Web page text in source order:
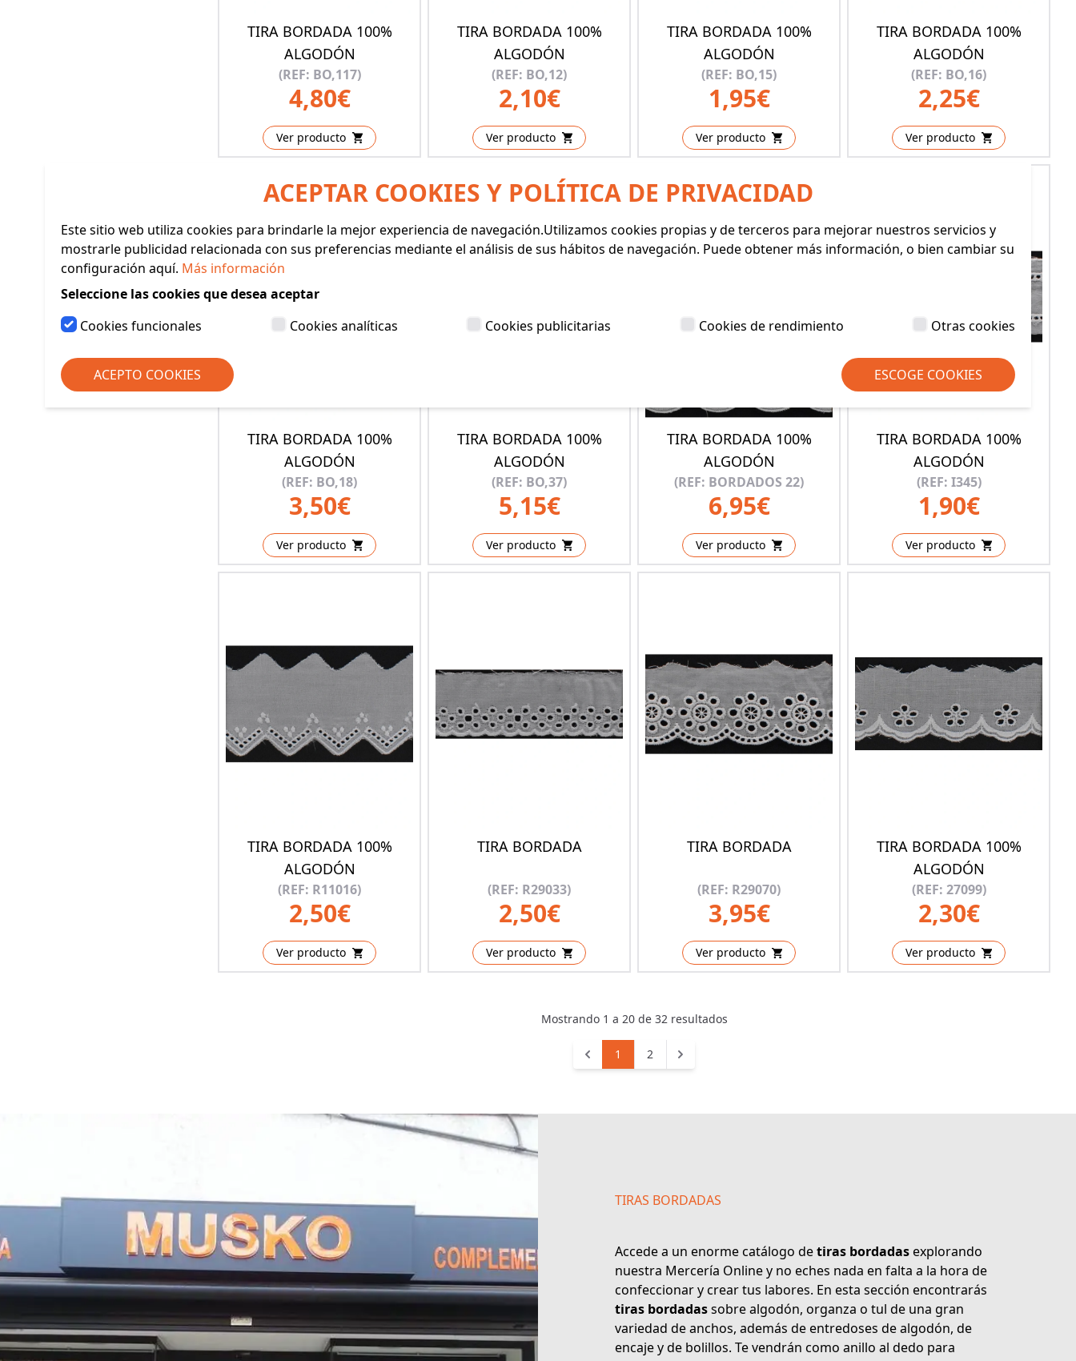
TIRA BORDADA 100%
ALGODÓN
(REF: BO,117)
4,80€
Ver producto
TIRA BORDADA 100%
ALGODÓN
(REF: BO,12)
2,10€
Ver producto
TIRA BORDADA 100%
ALGODÓN
(REF: BO,15)
1,95€
Ver producto
TIRA BORDADA 100%
ALGODÓN
(REF: BO,16)
2,25€
Ver producto
TIRA BORDADA 100%
ALGODÓN
(REF: BO,18)
3,50€
Ver producto
TIRA BORDADA 100%
ALGODÓN
(REF: BO,37)
5,15€
Ver producto
TIRA BORDADA 100%
ALGODÓN
(REF: BORDADOS 22)
6,95€
Ver producto
TIRA BORDADA 100%
ALGODÓN
(REF: I345)
1,90€
Ver producto
TIRA BORDADA 100%
ALGODÓN
(REF: R11016)
2,50€
Ver producto
TIRA BORDADA
(REF: R29033)
2,50€
Ver producto
TIRA BORDADA
(REF: R29070)
3,95€
Ver producto
TIRA BORDADA 100%
ALGODÓN
(REF: 27099)
2,30€
Ver producto
Mostrando 1 a 20 de 32 resultados
1 2
TIRAS BORDADAS
Accede a un enorme catálogo detiras bordadasexplorando
nuestra Mercería Onliney no eches nada en falta a la hora de
confeccionar y crear tus labores. En esta sección encontrarás
tiras bordadassobre algodón, organza o tul de una gran
variedad de anchos, además de entredoses de algodón, de
encaje y de bolillos. Te vendrán como anillo al dedo para
ACEPTAR COOKIES Y POLÍTICA DE PRIVACIDAD
Este sitio web utiliza cookies para brindarle la mejor experiencia de navegación.Utilizamos cookies propias y de terceros para mejorar nuestros servicios y
mostrarle publicidad relacionada con sus preferencias mediante el análisis de sus hábitos de navegación. Puede obtener más información, o bien cambiar su
configuración aquí. Más información
Seleccione las cookies que desea aceptar
Cookies funcionales
Cookies analíticas Cookies publicitarias Cookies de rendimiento Otras cookies
ACEPTO COOKIES ESCOGE COOKIES